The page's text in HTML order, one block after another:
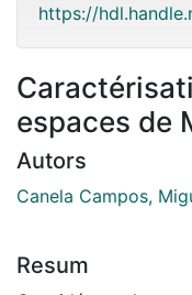
https://
espaces de
Autors
Canela Campos,
Resum